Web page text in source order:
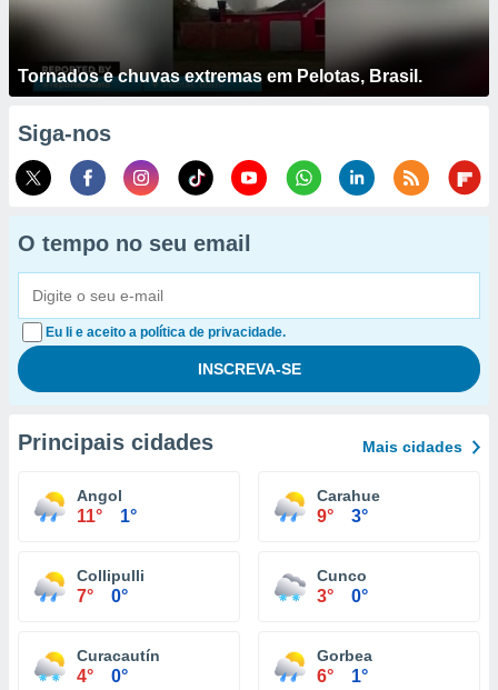
Tornados e chuvas extremas em Pelotas, Brasil.
Siga-nos
O tempo no seu email
Eu li e aceito a política de privacidade.
Principais cidades Mais cidades
Angol
11° 1°
Carahue
9° 3°
Collipulli
7° 0°
Cunco
3° 0°
Curacautín
4° 0°
Gorbea
6° 1°